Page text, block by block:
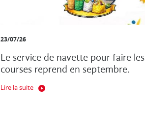
23/07/26
Le service de navette pour faire les
courses reprend en septembre.
Lire la suite